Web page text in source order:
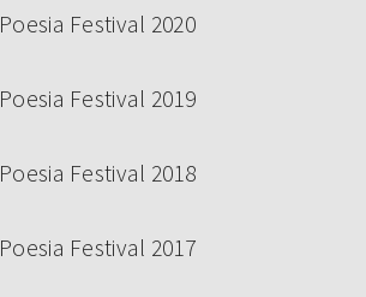
Poesia Festival 2020
Poesia Festival 2019
Poesia Festival 2018
Poesia Festival 2017